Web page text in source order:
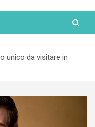
unico da visitare in